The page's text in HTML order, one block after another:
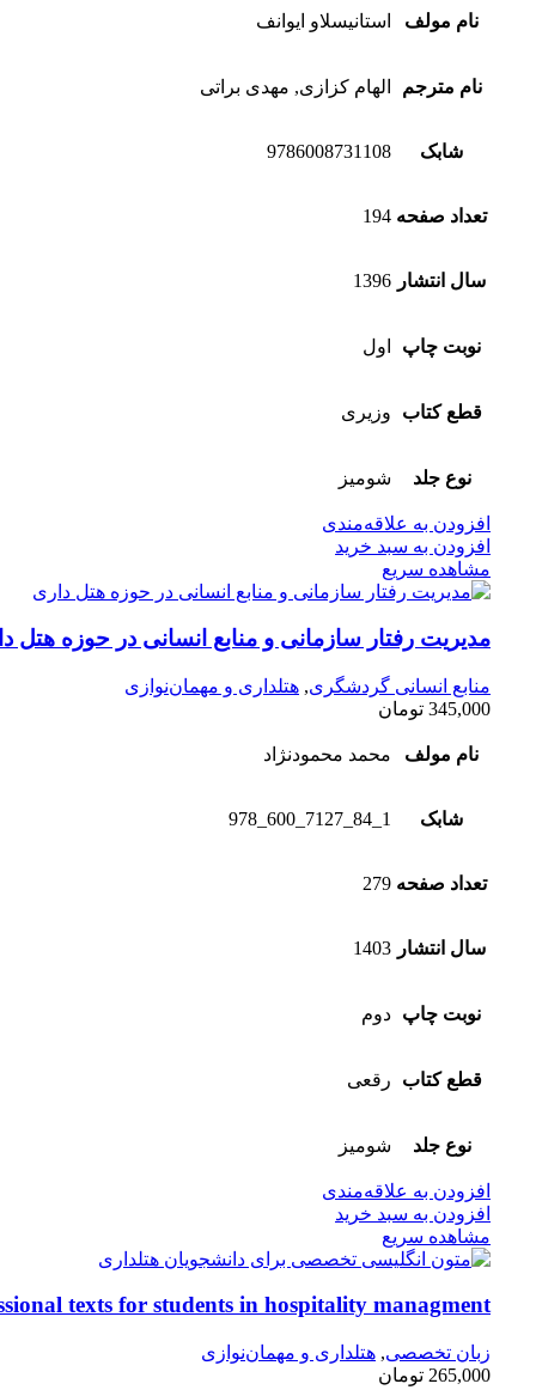
نام مولف استانیسلاو ایوانف
نام مترجم الهام کزازی, مهدی براتی
شابک 9786008731108
تعداد صفحه 194
سال انتشار 1396
نوبت چاپ اول
قطع کتاب وزیری
نوع جلد شومیز
افزودن به علاقه‌مندی
افزودن به سبد خرید
مشاهده سریع
مدیریت رفتار سازمانی و منابع انسانی در حوزه هتل
منابع انسانی گردشگری, هتلداری و مهمان‌نوازی
345,000 تومان
نام مولف محمد محمودنژاد
شابک 1_84_7127_600_978
تعداد صفحه 279
سال انتشار 1403
نوبت چاپ دوم
قطع کتاب رقعی
نوع جلد شومیز
افزودن به علاقه‌مندی
افزودن به سبد خرید
مشاهده سریع
texts for students in hospitality managment
زبان تخصصی, هتلداری و مهمان‌نوازی
265,000 تومان